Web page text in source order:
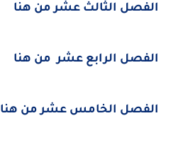
الفصل الثالث عشر من هنا
الفصل الرابع عشر من هنا
الفصل الخامس عشر من هنا